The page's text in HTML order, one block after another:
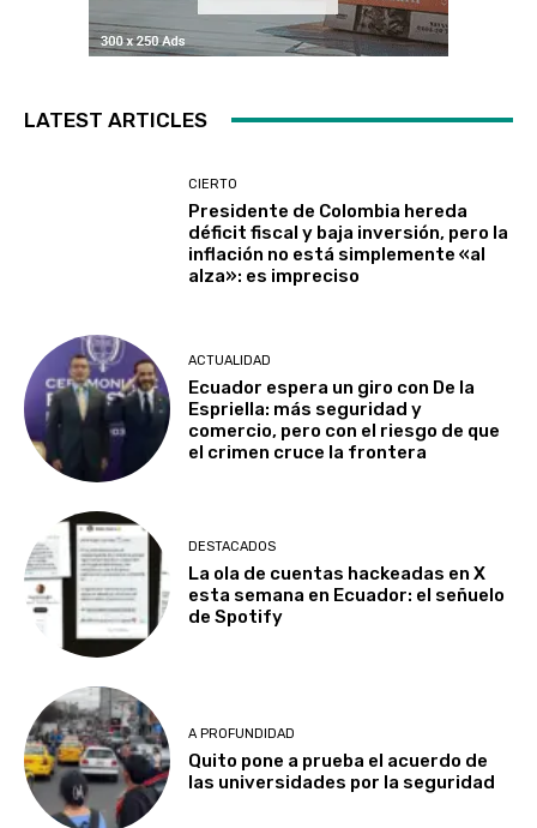
LATEST ARTICLES
CIERTO
Presidente de Colombia hereda
déficit fiscal y baja inversión, pero la
inflación no está simplemente «al
alza»: es impreciso
ACTUALIDAD
Ecuador espera un giro con De la
Espriella: más seguridad y
comercio, pero con el riesgo de que
el crimen cruce la frontera
DESTACADOS
La ola de cuentas hackeadas en X
esta semana en Ecuador: el señuelo
de Spotify
A PROFUNDIDAD
Quito pone a prueba el acuerdo de
las universidades por la seguridad